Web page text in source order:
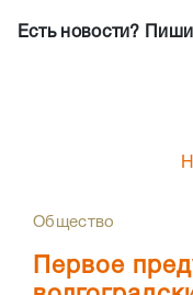
Есть новости?
Общество
Первое